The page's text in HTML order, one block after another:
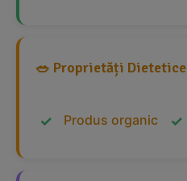
🥗 Proprietăți Dietetice
Produs organic